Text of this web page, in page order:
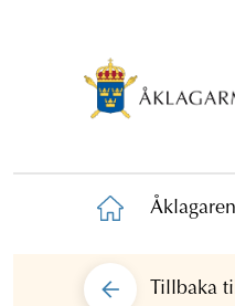
Tillbaka